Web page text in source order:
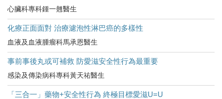
心臟科專科鍾一翹醫生
化療正面面對 治療濾泡性淋巴癌的多樣性
血液及血液腫瘤科馬承恩醫生
事前事後丸或可補救 防愛滋安全性行為最重要
感染及傳染病科專科黃天祐醫生
「三合一」藥物+安全性行為 終極目標愛滋U=U